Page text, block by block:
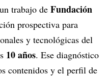
trabajo de Fundación
prospectiva para
y tecnológicas del
10 años. Ese diagnóstico
contenidos y el perfil de